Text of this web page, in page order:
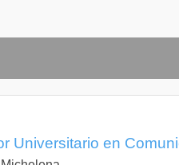
Universitario en